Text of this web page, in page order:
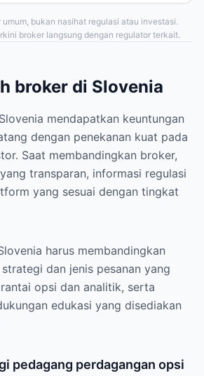
bukan nasihat regulasi atau investasi.
broker langsung dengan regulator terkait.
broker di Slovenia
mendapatkan keuntungan
dengan penekanan kuat pada
Saat membandingkan broker,
transparan, informasi regulasi
yang sesuai dengan tingkat
harus membandingkan
dan jenis pesanan yang
opsi dan analitik, serta
edukasi yang disediakan
pedagang perdagangan opsi